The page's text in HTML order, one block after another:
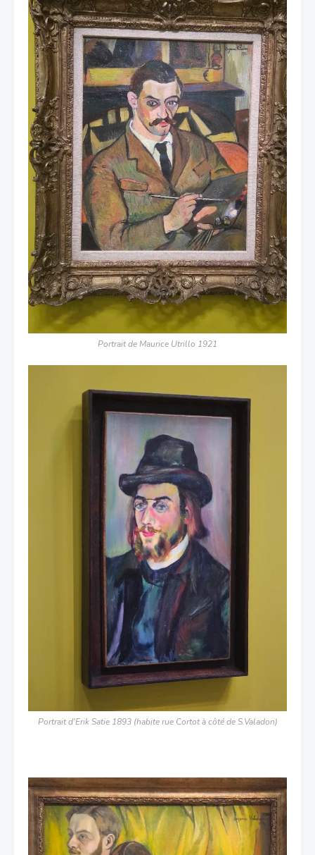
Portrait de Maurice Utrillo 1921
Portrait d'Erik Satie 1893 (habite rue Cortot à côté de S.Valadon)